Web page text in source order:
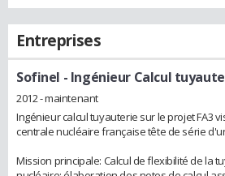
Entreprises
Sofinel - Ingénieur Calcul
2012 - maintenant
Ingénieur calcul tuyauterie sur le projet FA3
centrale nucléaire française tête de série
Mission principale: Calcul de flexibilité de la